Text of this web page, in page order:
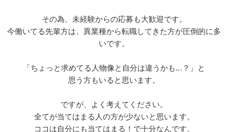
その為、未経験からの応募も大歓迎です。
今働いてる先輩方は、異業種から転職してきた方が圧倒的に多
いです。
「ちょっと求めてる人物像と自分は違うかも…？」と
思う方もいると思います。
ですが、よく考えてください。
全てが当てはまる人の方が少ないと思います。
ココは自分にも当てはまる！で十分なんです。